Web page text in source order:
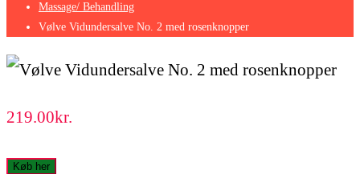
Massage/ Behandling
Vølve Vidundersalve No. 2 med rosenknopper
219.00kr.
Køb her